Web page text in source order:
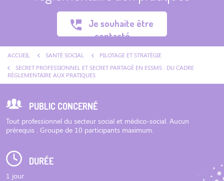
Je souhaite être
contacté
ACCUEIL SANTÉ SOCIAL
PILOTAGE ET STRATÉGIE
SECRET PROFESSIONNEL ET SECRET PARTAGÉ EN ESSMS : DU CADRE
RÉGLEMENTAIRE AUX PRATIQUES
PUBLIC CONCERNÉ
Tout professionnel du secteur social et médico-social. Aucun
prérequis . Groupe de 10 participants maximum.
DURÉE
1 jour